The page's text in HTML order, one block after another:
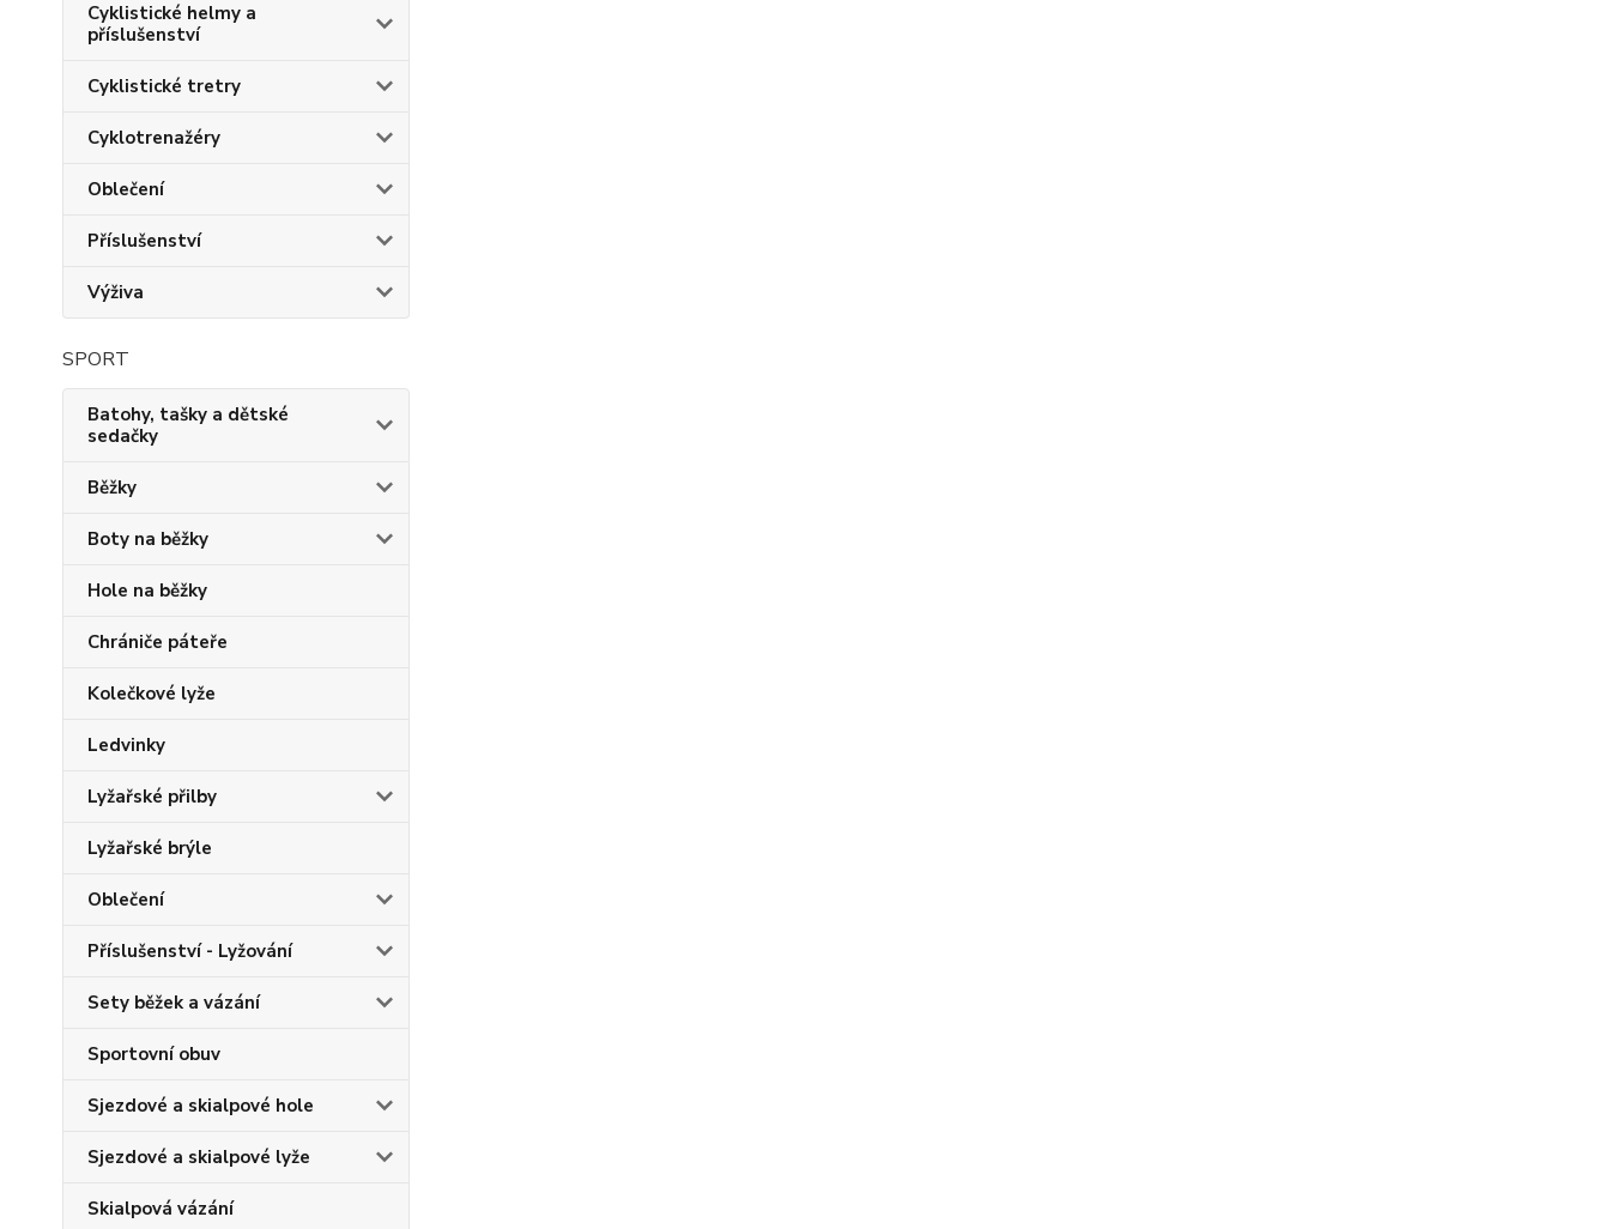
Cyklistické helmy a
příslušenství
Cyklistické tretry
Cyklotrenažéry
Oblečení
Příslušenství
Výživa
SPORT
Batohy, tašky a dětské
sedačky
Běžky
Boty na běžky
Hole na běžky
Chrániče páteře
Kolečkové lyže
Ledvinky
Lyžařské přilby
Lyžařské brýle
Oblečení
Příslušenství - Lyžování
Sety běžek a vázání
Sportovní obuv
Sjezdové a skialpové hole
Sjezdové a skialpové lyže
Skialpová vázání